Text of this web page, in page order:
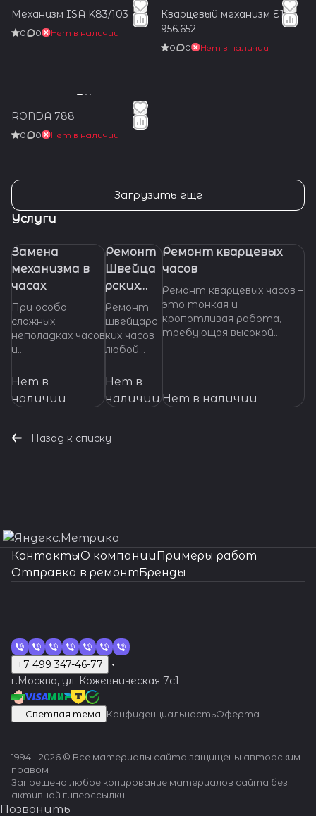
Механизм ISA K83/103
0 0 Нет в наличии
Кварцевый механизм ETA
956.652
0 0 Нет в наличии
RONDA 788
0 0 Нет в наличии
Загрузить еще
Услуги
Замена
механизма в
часах
При особо
сложных
неполадках часов
и
произвести
основных узлов и
требуется
ситуациях.
Нет в
наличии
Ремонт
Швейца
рских
часов
Ремонт
швейцарс
ких часов
любой
и.
ональное
ание и
ремонт
качества,
оригиналь
ные
запчасти,
часам -
Швейцарс
кая
точность
надежнос
Нет в
наличии
Ремонт кварцевых
часов
Ремонт кварцевых часов –
это тонкая и
кропотливая работа,
требующая высокой
нуждаются в ремонте,
Нет в наличии
Назад к списку
КонтактыО компанииПримеры работ
Отправка в ремонтБренды
+7 499 347-46-77
г.Москва, ул. Кожевническая 7c1
Светлая тема КонфиденциальностьОферта
1994 - 2026 © Все материалы сайта защищены авторским
правом
Запрещено любое копирование материалов сайта без
активной гиперссылки
Позвонить